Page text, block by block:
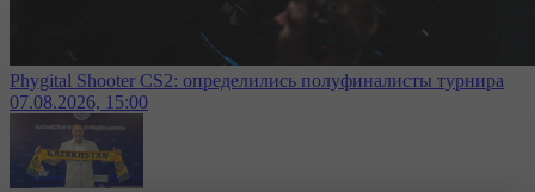
Phygital Shooter CS2: определились полуфиналисты турнира
07.08.2026, 15:00